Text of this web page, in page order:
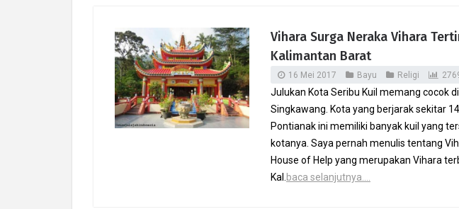
Vihara Surga Neraka Vihara
Kalimantan Barat
16 Mei 2017 Bayu Religi
Julukan Kota Seribu Kuil memang cocok
Singkawang. Kota yang berjarak sekitar
Pontianak ini memiliki banyak kuil yang
kotanya. Saya pernah menulis tentang
House of Help yang merupakan Vihara
Kal. baca selanjutnya....